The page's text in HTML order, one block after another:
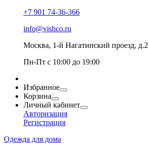
+7 901 74-36-366
info@vishco.ru
Москва, 1-й Нагатинский проезд, д.2
Пн-Пт с 10:00 до 19:00
Избранное
Корзина
Личный кабинет
Авторизация
Регистрация
Одежда для дома